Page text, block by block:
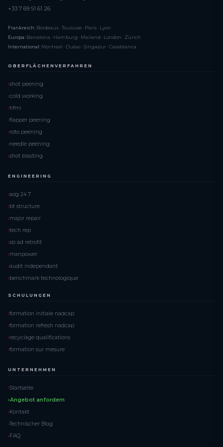
+33 7 69 51 61 26
Frankreich: Bordeaux · Toulouse · Paris · Lyon
Europa: Barcelona · Hamburg · Mailand · London · Zürich
International: Montreal · Dubai · Singapur · Casablanca
OBERFLÄCHENVERFAHREN
shot peening
cold working
hfmi
flapper peening
roto peening
needle peening
shot blasting
ENGINEERING
aog 24 7
bt structure
major repair
tech rep
sb ad retrofit
manpower
audit independant
benchmark technologique
SCHULUNGEN
formation initiale nadcap
formation refresh nadcap
recyclage qualifications
formation sur mesure
UNTERNEHMEN
Startseite
Angebot anfordern
Kontakt
Technischer Blog
FAQ